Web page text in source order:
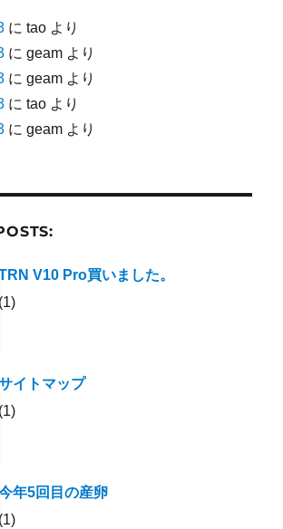
にtao より
にgeam より
にgeam より
にtao より
にgeam より
V10 Pro買いました。
(1)
イトマップ
(1)
年5回目の産卵
(1)